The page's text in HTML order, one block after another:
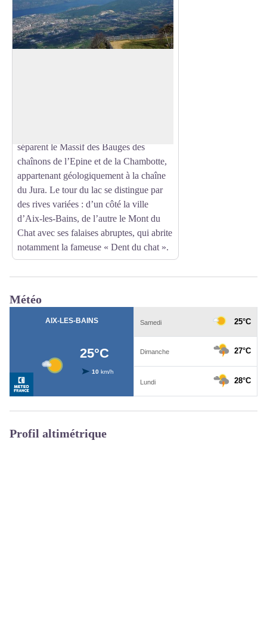
séparent le Massif des Bauges des
chaînons de l’Epine et de la Chambotte,
appartenant géologiquement à la chaîne
du Jura. Le tour du lac se distingue par
des rives variées : d’un côté la ville
d’Aix-les-Bains, de l’autre le Mont du
Chat avec ses falaises abruptes, qui abrite
notamment la fameuse « Dent du chat ».
Météo
Profil altimétrique